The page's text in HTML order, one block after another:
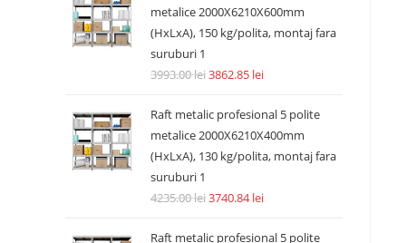
metalice 2000X6210X600mm
(HxLxA), 150 kg/polita, montaj fara
suruburi 1
3993.00lei3862.85 lei
Raft metalic profesional 5 polite
metalice 2000X6210X400mm
(HxLxA), 130 kg/polita, montaj fara
suruburi 1
4235.00lei3740.84lei
Raft metalic profesional 5 polite